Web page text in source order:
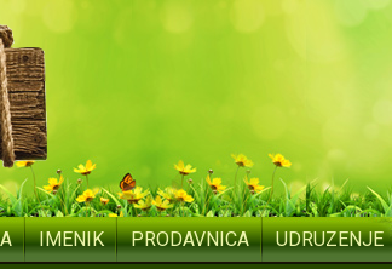
IMENIK PRODAVNICA UDRUZENJE